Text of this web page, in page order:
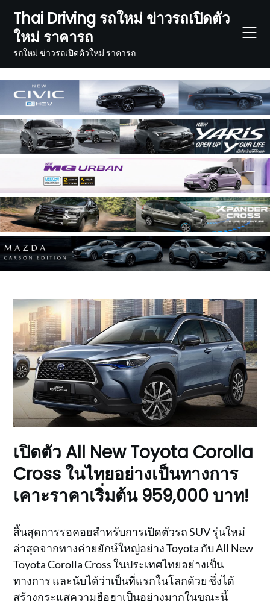
content
Thai Driving รถใหม่ ข่าวรถเปิดตัว
ใหม่ ราคารถ
รถใหม่ ข่าวรถเปิดตัวใหม่ ราคารถ
เปิดตัว All New Toyota Corolla
Cross ในไทยอย่างเป็นทางการ
เคาะราคาเริ่มต้น 959,000 บาท!
สิ้นสุดการรอคอยสำหรับการเปิดตัวรถ SUV รุ่นใหม่
ล่าสุดจากทางค่ายยักษ์ใหญ่อย่าง Toyota กับ All New
Toyota Corolla Cross ในประเทศไทยอย่างเป็น
ทางการ และนับได้ว่าเป็นที่แรกในโลกด้วย ซึ่งได้
สร้างกระแสความฮือฮาเป็นอย่างมากในขณะนี้